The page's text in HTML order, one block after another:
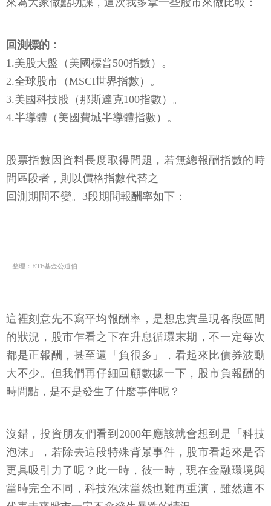
來為大家做點功課，這次我多拿一些股市來做比較：
回測標的：
1.美股大盤（美國標普500指數）。
2.全球股市（MSCI世界指數）。
3.美國科技股（那斯達克100指數）。
4.半導體（美國費城半導體指數）。
股票指數因資料長度取得問題，若無總報酬指數的時
間區段者，則以價格指數代替之
回測期間不變。3段期間報酬率如下：
整理：ETF基金公道伯
這裡刻意先不寫平均報酬率，是想忠實呈現各段區間
的狀況，股市乍看之下在升息循環末期，不一定每次
都是正報酬，甚至還「負很多」，看起來比債券波動
大不少。但我們再仔細回顧數據一下，股市負報酬的
時間點，是不是發生了什麼事件呢？
沒錯，投資朋友們看到2000年應該就會想到是「科技
泡沫」，若除去這段特殊背景事件，股市看起來是否
更具吸引力了呢？此一時，彼一時，現在金融環境與
當時完全不同，科技泡沫當然也難再重演，雖然這不